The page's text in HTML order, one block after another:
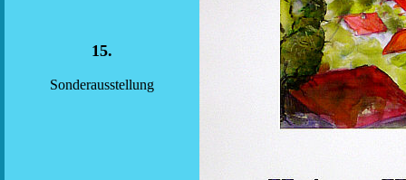
15.
Sonderausstellung